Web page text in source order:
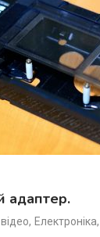
адаптер.
, Електроніка,